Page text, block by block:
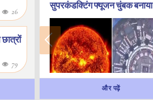
26
79
सुपरकंडक्टिंग फ्यूजन चुंबक बनाया
और पढ़ें